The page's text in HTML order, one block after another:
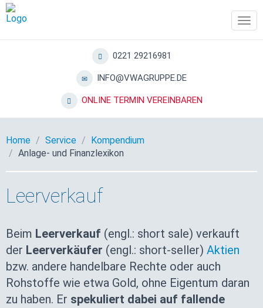
0221 29216981
INFO@VWAGRUPPE.DE
ONLINE TERMIN VEREINBAREN
Home Service
Kompendium
Anlage- und Finanzlexikon
Leerverkauf
Beim Leerverkauf (engl.: short sale) verkauft
der Leerverkäufer (engl.: short-seller) Aktien
bzw. andere handelbare Rechte oder auch
Rohstoffe wie etwa Gold, ohne Eigentum daran
zu haben. Er spekuliert dabei auf fallende